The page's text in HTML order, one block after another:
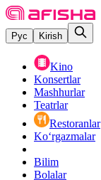
Рус Kirish
Kino
Konsertlar
Mashhurlar
Teatrlar
Restoranlar
Ko‘rgazmalar
Bilim
Bolalar